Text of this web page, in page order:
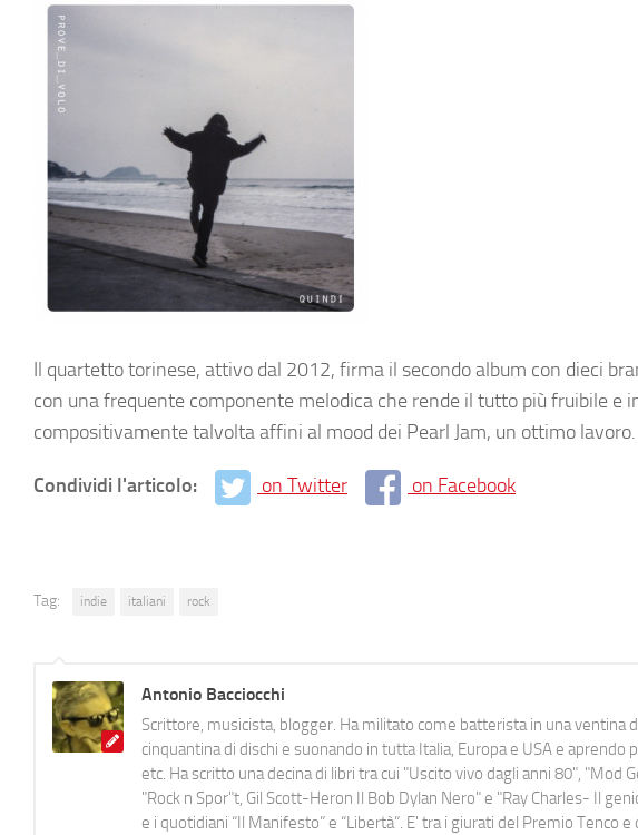
Il quartetto torinese, attivo dal 2012, firma il secondo album con dieci
con una frequente componente melodica che rende il tutto più fruibile
compositivamente talvolta affini al mood dei Pearl Jam, un ottimo lavoro.
Condividi l'articolo: on Twitter on Facebook
Tag: indie italiani rock
Antonio Bacciocchi
Scrittore, musicista, blogger. Ha militato come batterista in una ventina
cinquantina di dischi e suonando in tutta Italia, Europa e USA e aprendo
etc. Ha scritto una decina di libri tra cui "Uscito vivo dagli anni 80", "Mod
"Rock n Spor"t, Gil Scott-Heron Il Bob Dylan Nero" e "Ray Charles- Il
e i quotidiani “Il Manifesto” e “Libertà”. E' tra i giurati del Premio Tenco